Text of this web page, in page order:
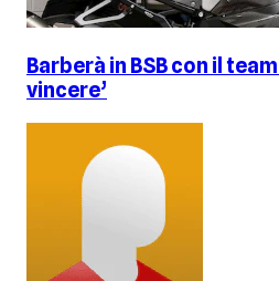
Barberà in BSB con il
vincere’